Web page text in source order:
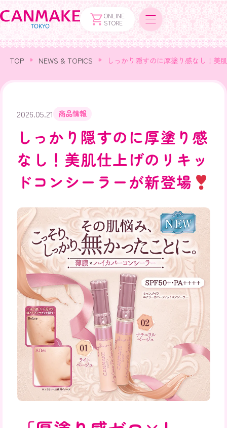
ONLINE
STORE
TOP NEWS & TOPICS しっかり隠すのに厚塗り感なし！美
2026.05.21 商品情報
しっかり隠すのに厚塗り感
なし！美肌仕上げのリキッ
ドコンシーラーが新登場